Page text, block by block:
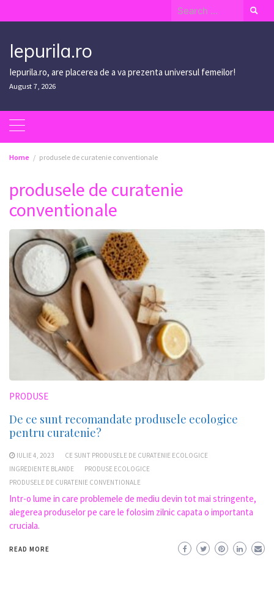
to
Search
for:
Iepurila.ro
Iepurila.ro, are placerea de a va prezenta universul femeilor!
August 7, 2026
Home produsele de curatenie conventionale
produsele de curatenie
conventionale
PRODUSE
De ce sunt recomandate produsele ecologice
pentru curatenie?
IULIE 4, 2023
CE SUNT PRODUSELE DE CURATENIE ECOLOGICE
INGREDIENTE BLANDE
PRODUSE ECOLOGICE
PRODUSELE DE CURATENIE CONVENTIONALE
Intr-o lume in care problemele de mediu devin tot mai stringente,
alegerea produselor pe care le folosim zilnic capata o importanta
cruciala.
READ MORE